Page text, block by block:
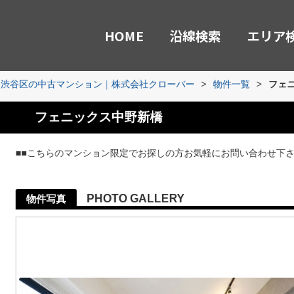
HOME 沿線検索 エリア
渋谷区の中古マンション｜株式会社クローバー > 物件一覧 > フェ
フェニックス中野新橋
■■こちらのマンション限定でお探しの方お気軽にお問い合わせ下
物件写真 PHOTO GALLERY